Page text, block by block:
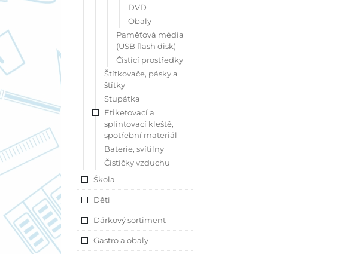
DVD
Obaly
Paměťová média
(USB flash disk)
Čistící prostředky
Štítkovače, pásky a
štítky
Stupátka
Etiketovací a
splintovací kleště,
spotřební materiál
Baterie, svítilny
Čističky vzduchu
Škola
Děti
Dárkový sortiment
Gastro a obaly